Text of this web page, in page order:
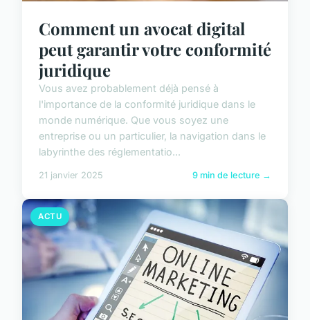
Comment un avocat digital
peut garantir votre conformité
juridique
Vous avez probablement déjà pensé à
l'importance de la conformité juridique dans le
monde numérique. Que vous soyez une
entreprise ou un particulier, la navigation dans le
labyrinthe des réglementatio...
21 janvier 2025 9 min de lecture →
ACTU